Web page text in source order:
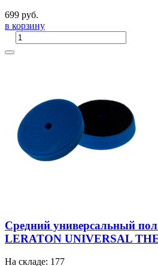
699 руб.
в корзину
Средний универсальный
LERATON UNIVERSAL
На складе: 177